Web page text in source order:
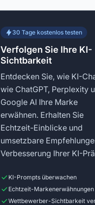
30 Tage kostenlos testen
Verfolgen Sie Ihre KI-
Sichtbarkeit
Entdecken Sie, wie KI-
wie ChatGPT, Perplexity
Google AI Ihre Marke
erwähnen. Erhalten Sie
Echtzeit-Einblicke und
umsetzbare
Verbesserung Ihrer KI-
KI-Prompts überwachen
Echtzeit-Markenerwähnungen
Wettbewerber-Sichtbarkeit